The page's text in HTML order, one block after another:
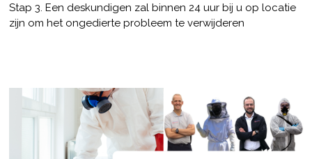
Stap 3. Een deskundigen zal binnen 24 uur bij u op locatie
zijn om het ongedierte probleem te verwijderen